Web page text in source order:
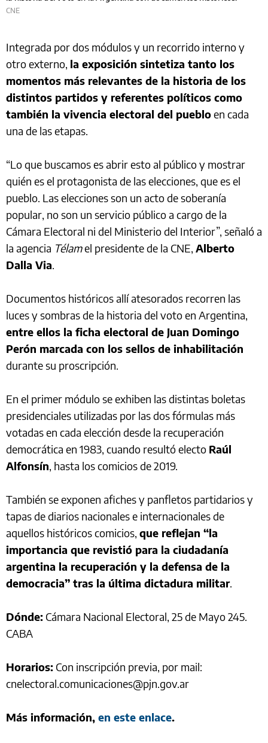
CNE
Integrada por dos módulos y un recorrido interno y
otro externo, la exposición sintetiza tanto los
momentos más relevantes de la historia de los
distintos partidos y referentes políticos como
también la vivencia electoral del puebloen cada
una de las etapas.
“Lo que buscamos es abrir esto al público y mostrar
quién es el protagonista de las elecciones, que es el
pueblo. Las elecciones son un acto de soberanía
popular, no son un servicio público a cargo de la
Cámara Electoral ni del Ministerio del Interior”, señaló a
la agencia Télamel presidente de la CNE, Alberto
Dalla Via.
Documentos históricos allí atesorados recorren las
luces y sombras de la historia del voto en Argentina,
entre ellos la ficha electoral de Juan Domingo
Perón marcada con los sellos de inhabilitación
durante su proscripción.
En el primer módulo se exhiben las distintas boletas
presidenciales utilizadas por las dos fórmulas más
votadas en cada elección desde la recuperación
democrática en 1983, cuando resultó electo Raúl
Alfonsín, hasta los comicios de 2019.
También se exponen afiches y panfletos partidarios y
tapas de diarios nacionales e internacionales de
aquellos históricos comicios, que reflejan “la
importancia que revistió para la ciudadanía
argentina la recuperación y la defensa de la
democracia” tras la última dictadura militar.
Dónde: Cámara Nacional Electoral, 25 de Mayo 245.
CABA
Horarios: Con inscripción previa, por mail:
cnelectoral.comunicaciones@pjn.gov.ar
Más información, en este enlace.